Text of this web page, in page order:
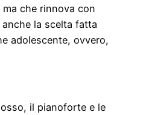
che rinnova con
la scelta fatta
adolescente, ovvero,
il pianoforte e le